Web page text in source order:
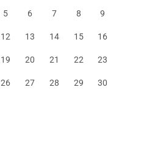
5 6 7 8 9
12 13 14 15 16
19 20 21 22 23
26 27 28 29 30